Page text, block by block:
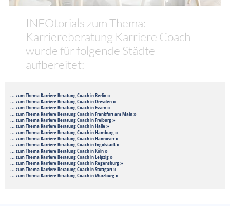
INFOtorials zum Thema:
Karriereberatung Karriere Coach
wurde für folgende Städte
aufbereitet:
... zum Thema Karriere Beratung Coach in Berlin »
... zum Thema Karriere Beratung Coach in Dresden »
... zum Thema Karriere Beratung Coach in Essen »
... zum Thema Karriere Beratung Coach in Frankfurt am Main »
... zum Thema Karriere Beratung Coach in Freiburg »
... zum Thema Karriere Beratung Coach in Halle »
... zum Thema Karriere Beratung Coach in Hamburg »
... zum Thema Karriere Beratung Coach in Hannover »
... zum Thema Karriere Beratung Coach in Ingolstadt »
... zum Thema Karriere Beratung Coach in Köln »
... zum Thema Karriere Beratung Coach in Leipzig »
... zum Thema Karriere Beratung Coach in Regensburg »
... zum Thema Karriere Beratung Coach in Stuttgart »
... zum Thema Karriere Beratung Coach in Würzburg »